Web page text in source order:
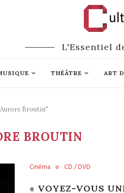
L'Essentiel
THÉÂTRE ART
Broutin"
BROUTIN
Cinéma CD / DVD
« VOYEZ-VOUS